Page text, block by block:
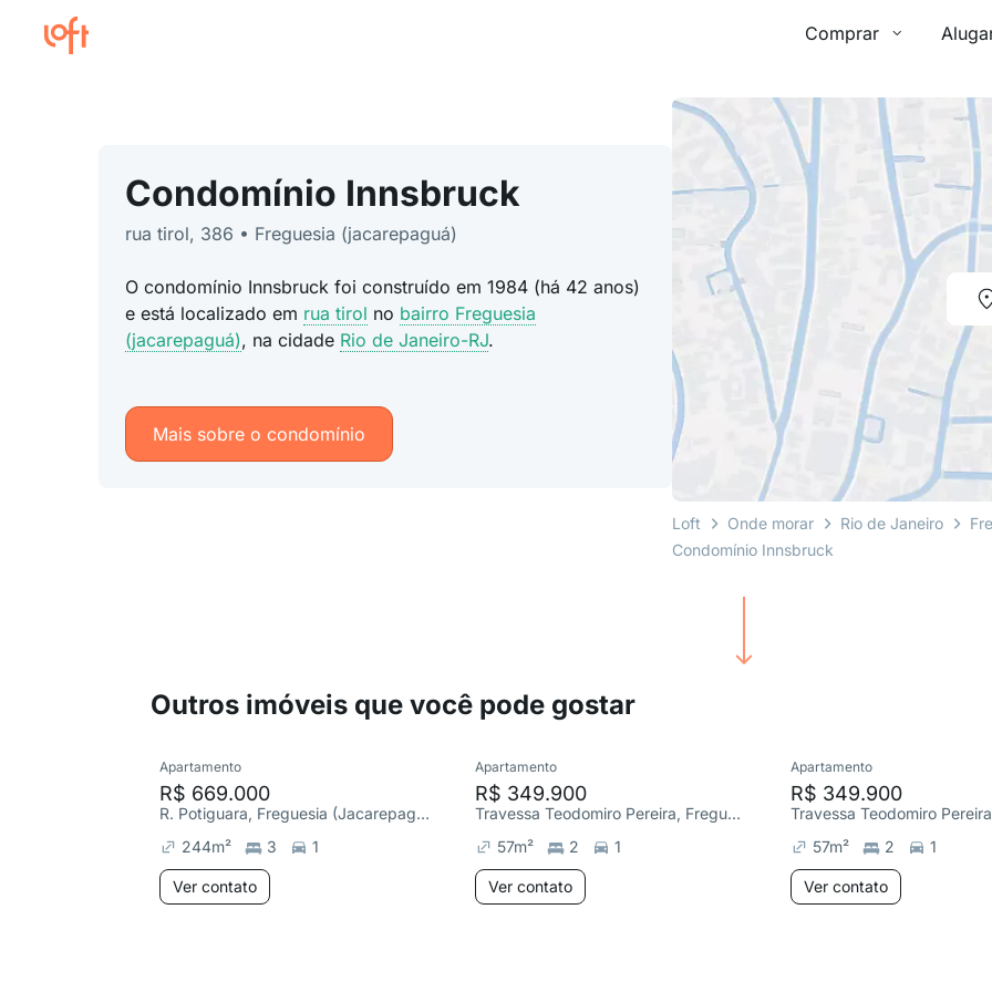
Comprar
Condomínio Innsbruck
rua tirol, 386 • Freguesia (jacarepaguá)
O condomínio Innsbruck foi construído em 1984 (há 42 anos)
e está localizado em rua tirol no bairro Freguesia
(jacarepaguá), na cidade Rio de Janeiro-RJ.
Mais sobre o condomínio
Loft Onde morar Rio de Janeiro
Condomínio Innsbruck
Outros imóveis que você pode gostar
Apartamento
R$ 669.000
R. Potiguara, Freguesia (Jacarepaguá)
244m² 3 1
Ver contato
Apartamento
R$ 349.900
Travessa Teodomiro Pereira, Freguesia (Jacarepaguá)
57m² 2 1
Ver contato
Apartamento
R$ 349.900
57m² 2 1
Ver contato